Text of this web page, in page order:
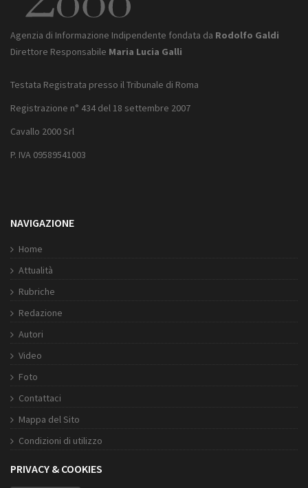
Agenzia di Informazione Indipendente fondata da Rodolfo Galdi
Direttore Responsabile Maria Lucia Galli
Testata Registrata presso il Tribunale di Roma
Registrazione n° 434 del 18 settembre 2007
Cavallo 2000 Srl
P. IVA 09589541003
NAVIGAZIONE
Home
Attualità
Rubriche
Redazione
Autori
Video
Foto
Contattaci
Mappa del Sito
Condizioni di utilizzo
PRIVACY & COOKIES